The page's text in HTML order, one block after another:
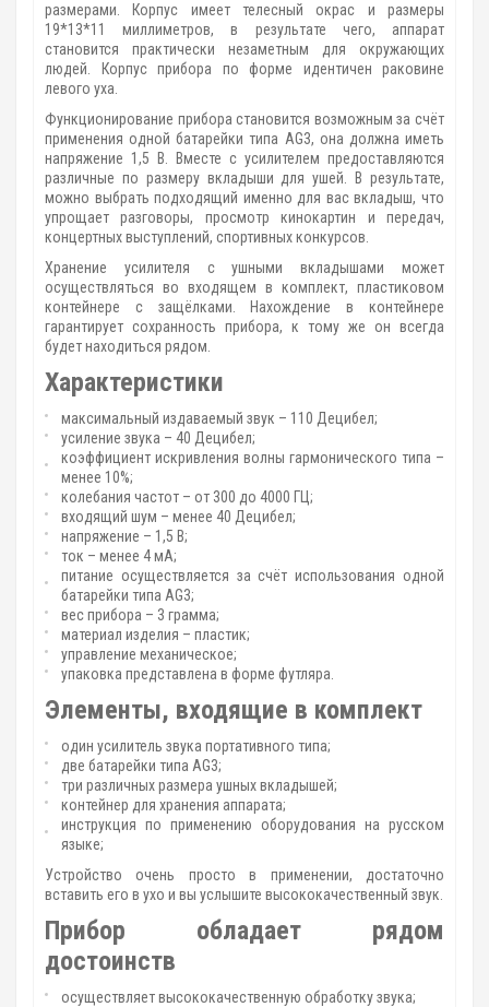
размерами. Корпус имеет телесный окрас и размеры
19*13*11 миллиметров, в результате чего, аппарат
становится практически незаметным для окружающих
людей. Корпус прибора по форме идентичен раковине
левого уха.
Функционирование прибора становится возможным за счёт
применения одной батарейки типа AG3, она должна иметь
напряжение 1,5 В. Вместе с усилителем предоставляются
различные по размеру вкладыши для ушей. В результате,
можно выбрать подходящий именно для вас вкладыш, что
упрощает разговоры, просмотр кинокартин и передач,
концертных выступлений, спортивных конкурсов.
Хранение усилителя с ушными вкладышами может
осуществляться во входящем в комплект, пластиковом
контейнере с защёлками. Нахождение в контейнере
гарантирует сохранность прибора, к тому же он всегда
будет находиться рядом.
Характеристики
максимальный издаваемый звук – 110 Децибел;
усиление звука – 40 Децибел;
коэффициент искривления волны гармонического типа –
менее 10%;
колебания частот – от 300 до 4000 ГЦ;
входящий шум – менее 40 Децибел;
напряжение – 1,5 В;
ток – менее 4 мА;
питание осуществляется за счёт использования одной
батарейки типа AG3;
вес прибора – 3 грамма;
материал изделия – пластик;
управление механическое;
упаковка представлена в форме футляра.
Элементы, входящие в комплект
один усилитель звука портативного типа;
две батарейки типа AG3;
три различных размера ушных вкладышей;
контейнер для хранения аппарата;
инструкция по применению оборудования на русском
языке;
Устройство очень просто в применении, достаточно
вставить его в ухо и вы услышите высококачественный звук.
Прибор обладает рядом
достоинств
осуществляет высококачественную обработку звука;